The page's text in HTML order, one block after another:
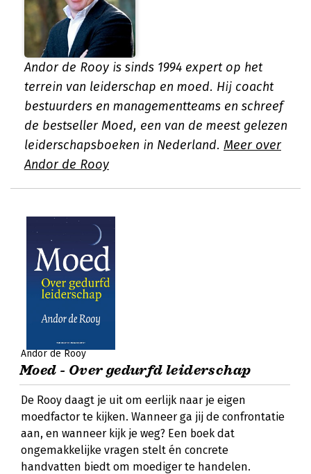
Andor de Rooy is sinds 1994 expert op het
terrein van leiderschap en moed. Hij coacht
bestuurders en managementteams en schreef
de bestseller Moed, een van de meest gelezen
leiderschapsboeken in Nederland. Meer over
Andor de Rooy
Andor de Rooy
Moed - Over gedurfd leiderschap
De Rooy daagt je uit om eerlijk naar je eigen
moedfactor te kijken. Wanneer ga jij de confrontatie
aan, en wanneer kijk je weg? Een boek dat
ongemakkelijke vragen stelt én concrete
handvatten biedt om moediger te handelen.